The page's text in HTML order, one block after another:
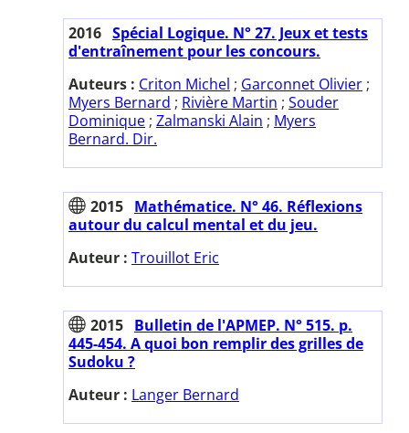
2016 Spécial Logique. N° 27. Jeux et tests
d'entraînement pour les concours.
Auteurs : Criton Michel ; Garconnet Olivier ;
Myers Bernard ; Rivière Martin ; Souder
Dominique ; Zalmanski Alain ; Myers
Bernard. Dir.
2015 Mathématice. N° 46. Réflexions
autour du calcul mental et du jeu.
Auteur : Trouillot Eric
2015 Bulletin de l'APMEP. N° 515. p.
445-454. A quoi bon remplir des grilles de
Sudoku ?
Auteur : Langer Bernard